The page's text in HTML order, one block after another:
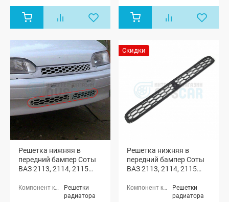
Решетка нижняя в
передний бампер Соты
ВАЗ 2113, 2114, 2115
Решетки
радиатора
Скидки
Решетка нижняя в
передний бампер Соты
ВАЗ 2113, 2114, 2115
Решетки
радиатора